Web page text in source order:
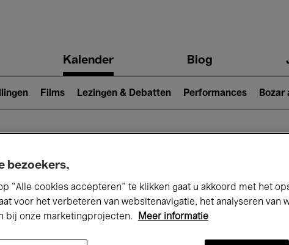
navigationKalender Blog
Films Lezingen & Debatten Performances Bozar
bezoekers,
“Alle cookies accepteren” te klikken gaat u akkoord met het
voor het verbeteren van websitenavigatie, het analyseren van
bij onze marketingprojecten.
Meer informatie